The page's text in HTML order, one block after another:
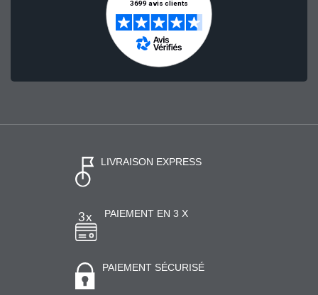
LIVRAISON EXPRESS
PAIEMENT EN 3 X
PAIEMENT SÉCURISÉ